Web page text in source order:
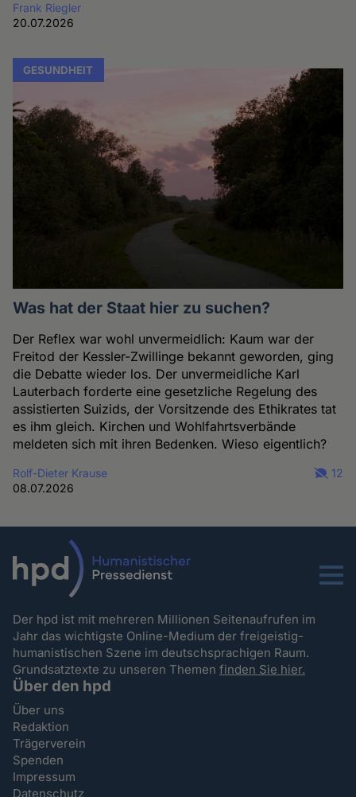
Frank Riegler
20.07.2026
GESUNDHEIT
Was hat der Staat hier zu suchen?
Der Reflex war wohl unvermeidlich: Kaum war der
Freitod der Kessler-Zwillinge bekannt geworden, ging
die Debatte wieder los. Der unvermeidliche Karl
Lauterbach forderte eine gesetzliche Regelung des
assistierten Suizids, der Vorsitzende des Ethikrates tat
es ihm gleich. Kirchen und Wohlfahrtsverbände
meldeten sich mit ihren Bedenken. Wieso eigentlich?
Rolf-Dieter Krause
08.07.2026
12
Menu
Der hpd ist mit mehreren Millionen Seitenaufrufen im
Jahr das wichtigste Online-Medium der freigeistig-
humanistischen Szene im deutschsprachigen Raum.
Grundsatztexte zu unseren Themenfinden Sie hier.
Über den hpd
Über uns
Redaktion
Trägerverein
Spenden
Impressum
Datenschutz